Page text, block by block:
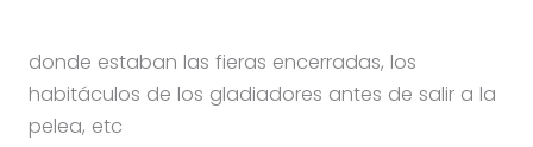
donde estaban las fieras encerradas, los
habitáculos de los gladiadores antes de salir a la
pelea, etc